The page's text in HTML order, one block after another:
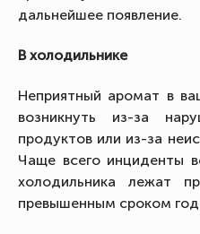
дальнейшее появление.
В холодильнике
Неприятный аромат в
возникнуть из-за
продуктов или из-за
Чаще всего инциденты
холодильника лежат
превышенным сроком